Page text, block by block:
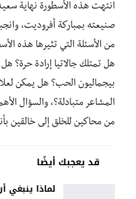
انتهت هذه الأسطورة نهاية
صنيعته بمباركة أفروديت،
من الأسئلة التي تثيرها هذه
هل تمتلك جالاتيا إرادة حرة؟
بيجماليون الحب؟ هل يمكن
المشاعر متبادلة؟، والسؤال
من محاكين للخلق إلى خالقين
قد يعجبك أيضًا
لماذا ينبغي